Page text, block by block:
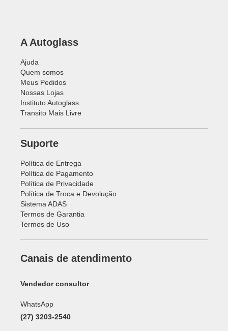
A Autoglass
Ajuda
Quem somos
Meus Pedidos
Nossas Lojas
Instituto Autoglass
Transito Mais Livre
Suporte
Política de Entrega
Política de Pagamento
Política de Privacidade
Política de Troca e Devolução
Sistema ADAS
Termos de Garantia
Termos de Uso
Canais de atendimento
Vendedor consultor
WhatsApp
(27) 3203-2540